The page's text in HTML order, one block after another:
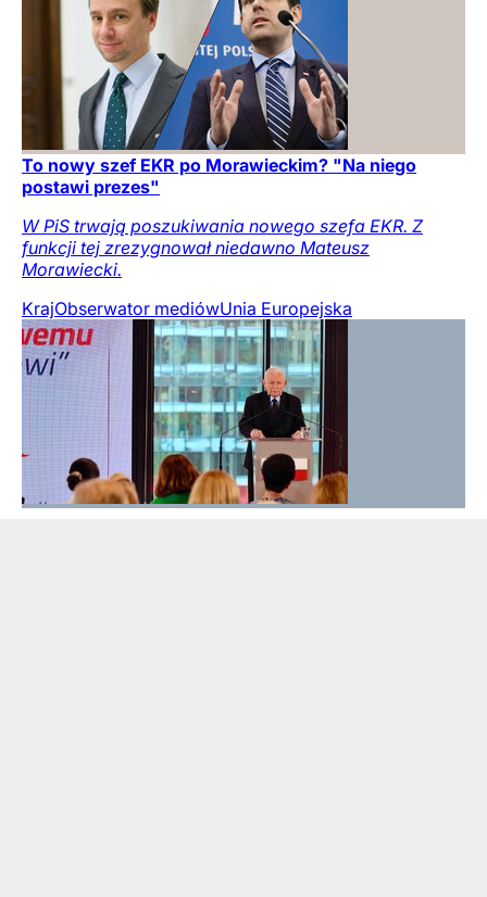
To nowy szef EKR po Morawieckim? "Na niego
postawi prezes"
W PiS trwają poszukiwania nowego szefa EKR. Z
funkcji tej zrezygnował niedawno Mateusz
Morawiecki.
KrajObserwator mediówUnia Europejska